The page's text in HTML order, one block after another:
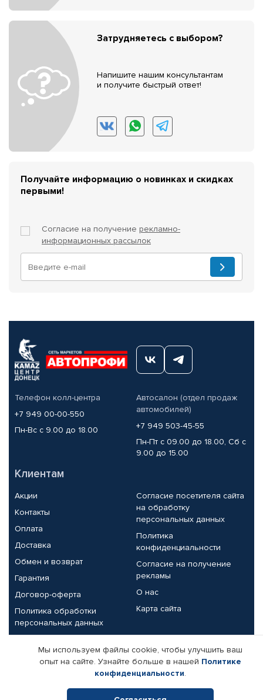
Затрудняетесь с выбором?
Напишите нашим консультантам
и получите быстрый ответ!
Получайте информацию о новинках и скидках
первыми!
Согласие на получение рекламно-
информационных рассылок
Телефон колл-центра
+7 949 00-00-550
Пн-Вс с 9.00 до 18.00
Автосалон (отдел продаж
автомобилей)
+7 949 503-45-55
Пн-Пт с 09.00 до 18.00, Сб с
9.00 до 15.00
Клиентам
Акции
Контакты
Оплата
Доставка
Обмен и возврат
Гарантия
Договор-оферта
Политика обработки
персональных данных
Согласие посетителя сайта
на обработку
персональных данных
Политика
конфиденциальности
Согласие на получение
рекламы
О нас
Карта сайта
Партнерам
Корпоративным клиентам
Поставщикам
Реквизиты компании
Мы используем файлы cookie, чтобы улучшить ваш
опыт на сайте. Узнайте больше в нашей Политике
конфиденциальности.